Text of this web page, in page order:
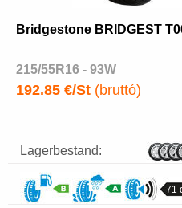
Bridgestone BRIDGEST
215/55R16 - 93W
192.85 €/St (bruttó)
Lagerbestand:
71